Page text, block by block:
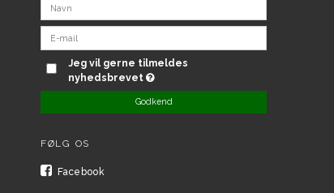
Jeg vil gerne tilmeldes
nyhedsbrevet
Godkend
FØLG OS
Facebook